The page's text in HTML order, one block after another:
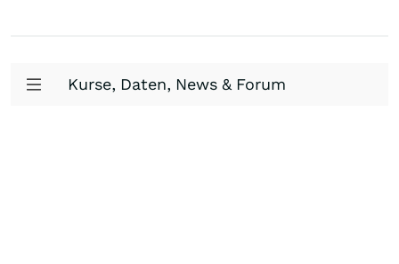
Kurse, Daten, News & Forum